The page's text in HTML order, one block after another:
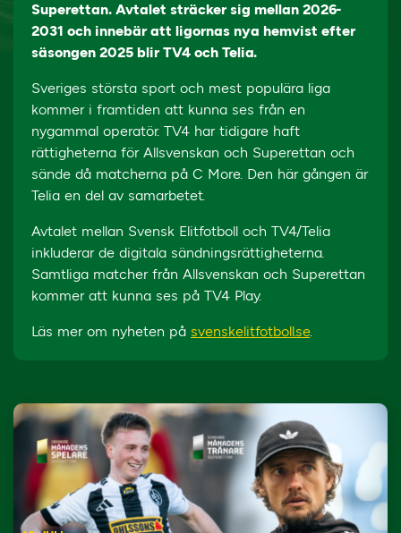
Superettan. Avtalet sträcker sig mellan 2026-
2031 och innebär att ligornas nya hemvist efter
säsongen 2025 blir TV4 och Telia.
Sveriges största sport och mest populära liga
kommer i framtiden att kunna ses från en
nygammal operatör. TV4 har tidigare haft
rättigheterna för Allsvenskan och Superettan och
sände då matcherna på C More. Den här gången är
Telia en del av samarbetet.
Avtalet mellan Svensk Elitfotboll och TV4/Telia
inkluderar de digitala sändningsrättigheterna.
Samtliga matcher från Allsvenskan och Superettan
kommer att kunna ses på TV4 Play.
Läs mer om nyheten på svenskelitfotboll.se.